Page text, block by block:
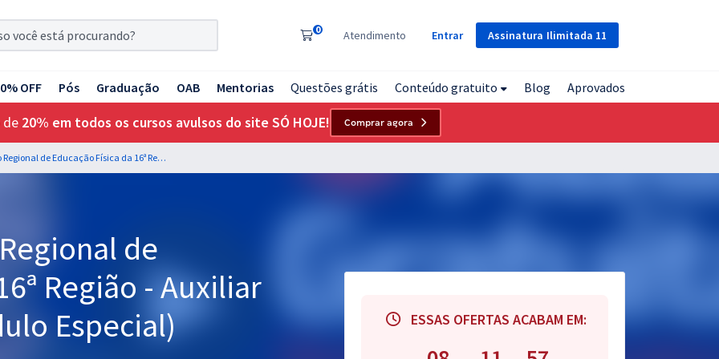
Assinatura Ilimitada 11
0 Atendimento Entrar
OFF Pós Graduação OAB Mentorias Questões grátis Conteúdo gratuito Blog Aprovados
de 20% em todos os cursos avulsos do site SÓ HOJE! Comprar agora
CREF 16 - Conselho Regional de Educação Física da 16ª Região - Auxiliar Administrativo (Módulo Especial)
de
Região - Auxiliar
Especial)
ESSAS OFERTAS ACABAM EM: